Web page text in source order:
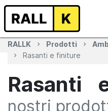
RALLK Prodotti
Rasanti e finiture
Rasanti
nostri